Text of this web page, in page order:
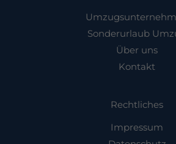
Sonderurlaub
Über uns
Kontakt
Rechtliches
Impressum